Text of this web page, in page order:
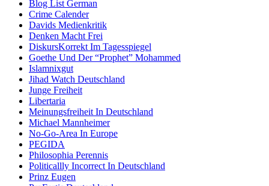
Blog List German
Crime Calender
Davids Medienkritik
Denken Macht Frei
DiskursKorrekt Im Tagesspiegel
Goethe Und Der “Prophet” Mohammed
Islamnixgut
Jihad Watch Deutschland
Junge Freiheit
Libertaria
Meinungsfreiheit In Deutschland
Michael Mannheimer
No-Go-Area In Europe
PEGIDA
Philosophia Perennis
Politicallly Incorrect In Deutschland
Prinz Eugen